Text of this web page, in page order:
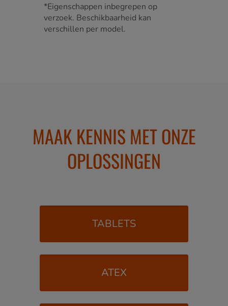
*Eigenschappen inbegrepen op
verzoek. Beschikbaarheid kan
verschillen per model.
MAAK KENNIS MET ONZE
OPLOSSINGEN
TABLETS
ATEX